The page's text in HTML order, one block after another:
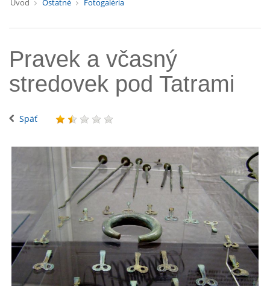
Úvod Ostatné Fotogaléria
Pravek a včasný
stredovek pod Tatrami
Späť